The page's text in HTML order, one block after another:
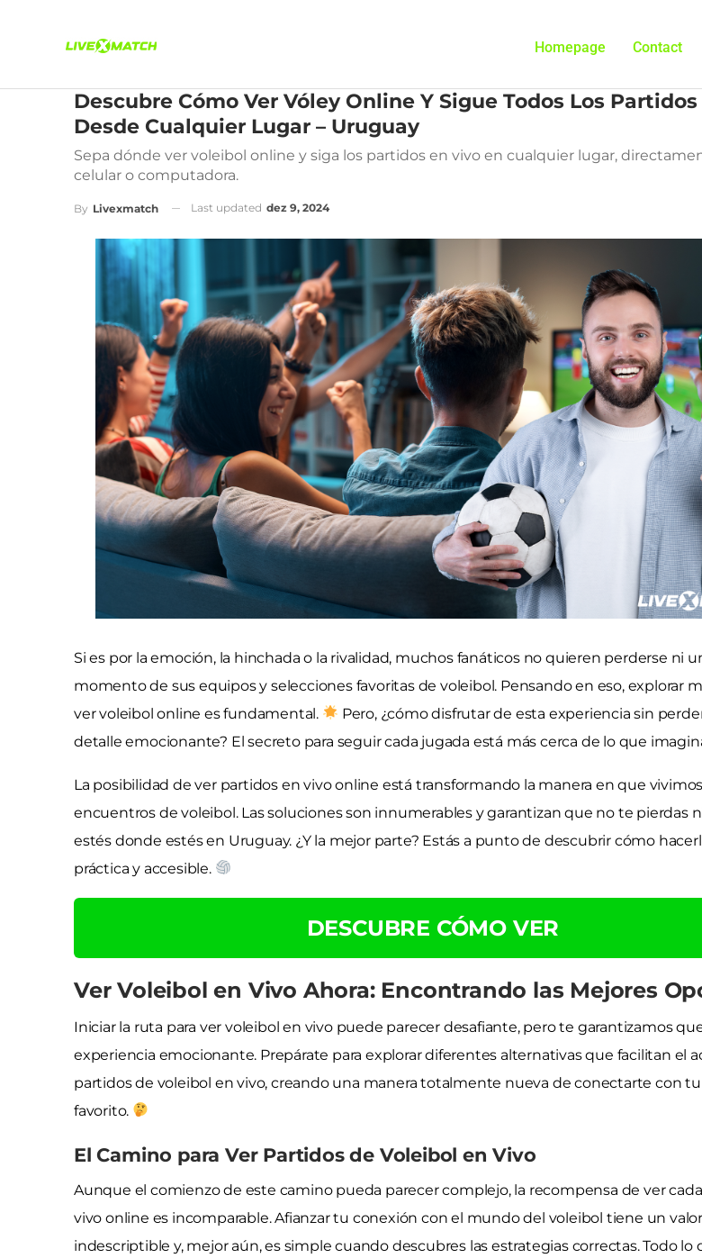
Homepage Contact
Descubre Cómo Ver Vóley Online Y Sigue Todos Los
Desde Cualquier Lugar – Uruguay
Sepa dónde ver voleibol online y siga los partidos en vivo en cualquier lugar,
celular o computadora.
By Livexmatch Last updated dez 9, 2024
Si es por la emoción, la hinchada o la rivalidad, muchos fanáticos no quieren perderse ni
momento de sus equipos y selecciones favoritas de voleibol. Pensando en eso, explorar
ver voleibol online es fundamental.
Pero, ¿cómo disfrutar de esta experiencia sin
detalle emocionante? El secreto para seguir cada jugada está más cerca de lo que
La posibilidad de ver partidos en vivo online está transformando la manera en que
encuentros de voleibol. Las soluciones son innumerables y garantizan que no te pierdas
estés donde estés en Uruguay. ¿Y la mejor parte? Estás a punto de descubrir cómo
práctica y accesible.
DESCUBRE CÓMO VER
Ver Voleibol en Vivo Ahora: Encontrando las Mejores
Iniciar la ruta para ver voleibol en vivo puede parecer desafiante, pero te garantizamos
experiencia emocionante. Prepárate para explorar diferentes alternativas que facilitan el
partidos de voleibol en vivo, creando una manera totalmente nueva de conectarte con
favorito.
El Camino para Ver Partidos de Voleibol en Vivo
Aunque el comienzo de este camino pueda parecer complejo, la recompensa de ver
vivo online es incomparable. Afianzar tu conexión con el mundo del voleibol tiene un valor
indescriptible y, mejor aún, es simple cuando descubres las estrategias correctas. Todo lo